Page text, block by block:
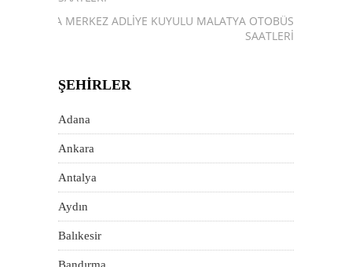
25A MERKEZ ADLIYE KUYULU MALATYA OTOBÜS
SAATLERI
ŞEHIRLER
Adana
Ankara
Antalya
Aydın
Balıkesir